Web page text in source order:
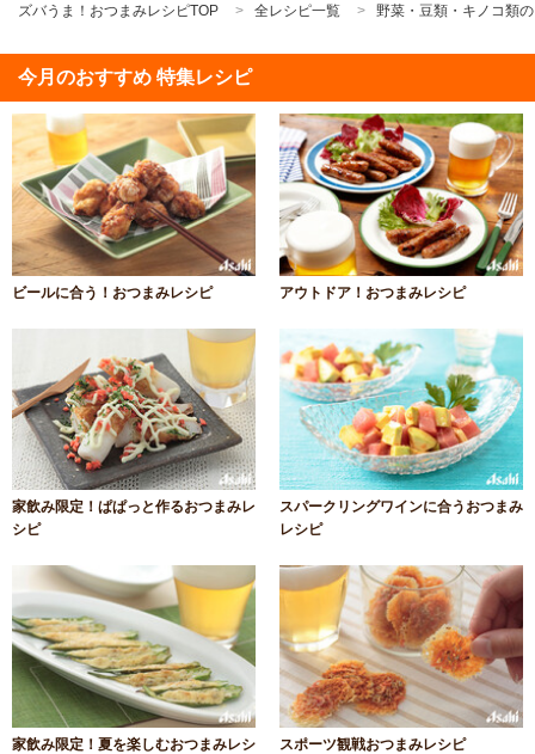
ズバうま！おつまみレシピTOP
全レシピ一覧 野菜・豆類・キノコ類
今月のおすすめ 特集レシピ
ビールに合う！おつまみレシピ アウトドア！おつまみレシピ
家飲み限定！ぱぱっと作るおつまみレ
シピ
スパークリングワインに合うおつまみ
レシピ
家飲み限定！夏を楽しむおつまみレシ
スポーツ観戦おつまみレシピ